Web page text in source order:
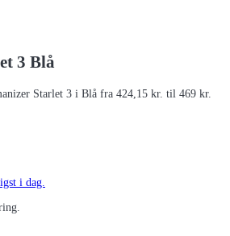
3 Blå
Starlet 3 i Blå fra 424,15 kr. til 469 kr.
i dag.